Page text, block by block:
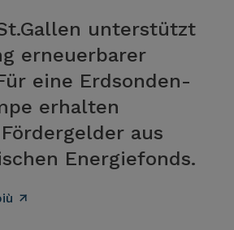
unterstützt
erneuerbarer
eine Erdsonden-
erhalten
aus
Energiefonds.